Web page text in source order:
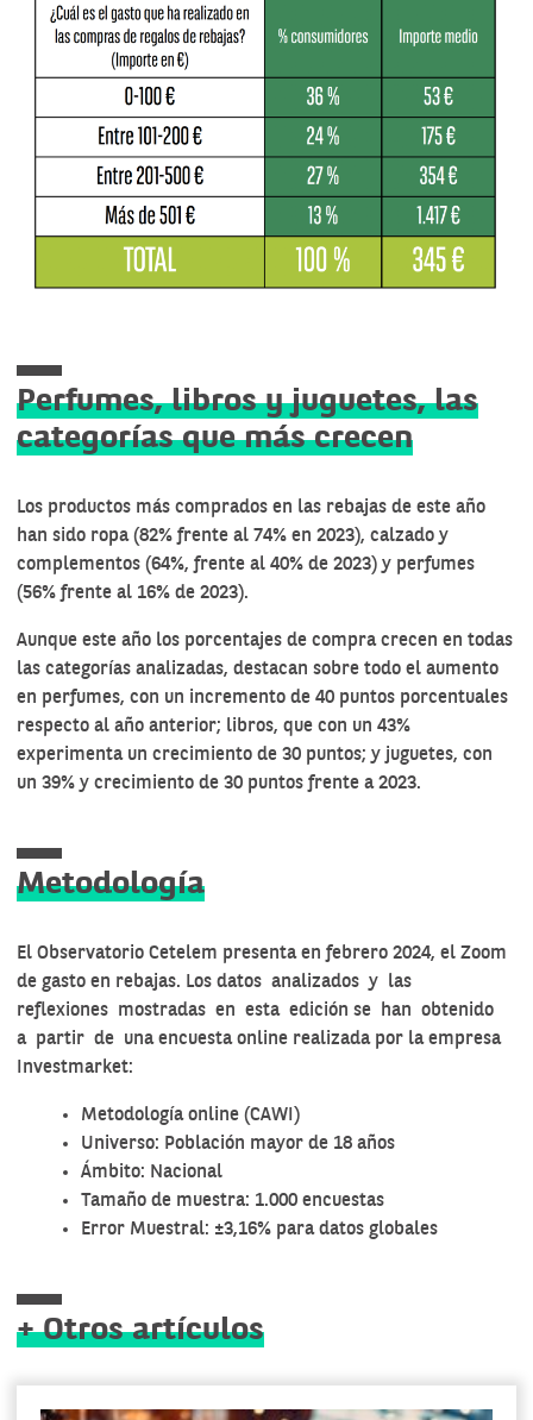
Perfumes, libros y juguetes, las
categorías que más crecen
Los productos más comprados en las rebajas de este año
han sido ropa (82% frente al 74% en 2023), calzado y
complementos (64%, frente al 40% de 2023) y perfumes
(56% frente al 16% de 2023).
Aunque este año los porcentajes de compra crecen en todas
las categorías analizadas, destacan sobre todo el aumento
en perfumes, con un incremento de 40 puntos porcentuales
respecto al año anterior; libros, que con un 43%
experimenta un crecimiento de 30 puntos; y juguetes, con
un 39% y crecimiento de 30 puntos frente a 2023.
Metodología
El Observatorio Cetelem presenta en febrero 2024, el Zoom
de gasto en rebajas. Los datos analizados y las
reflexiones mostradas en esta edición se han obtenido
a partir de una encuesta online realizada por la empresa
Investmarket:
Metodología online (CAWI)
Universo: Población mayor de 18 años
Ámbito: Nacional
Tamaño de muestra: 1.000 encuestas
Error Muestral: ±3,16% para datos globales
+ Otros artículos